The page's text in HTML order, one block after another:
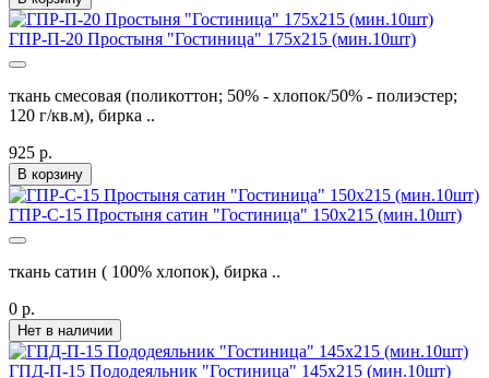
ГПР-П-20 Простыня "Гостиница" 175х215 (мин.10шт)
ткань смесовая (поликоттон; 50% - хлопок/50% - полиэстер;
120 г/кв.м), бирка ..
925 р.
В корзину
ГПР-С-15 Простыня сатин "Гостиница" 150х215 (мин.10шт)
ткань сатин ( 100% хлопок), бирка ..
0 р.
Нет в наличии
ГПД-П-15 Пододеяльник "Гостиница" 145х215 (мин.10шт)